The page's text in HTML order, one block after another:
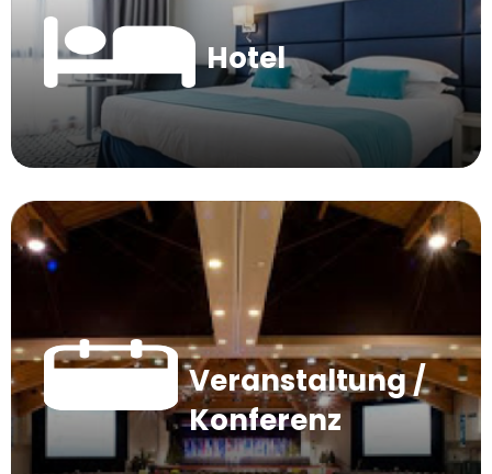
Hotel
Veranstaltung /
Konferenz